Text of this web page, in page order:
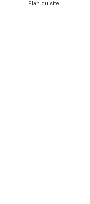
Plan du site